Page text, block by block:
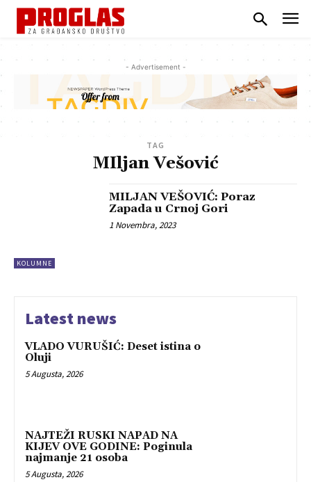
- Advertisement -
TAG
MIljan Vešović
KOLUMNE
MILJAN VEŠOVIĆ: Poraz
Zapada u Crnoj Gori
1 Novembra, 2023
Latest news
VLADO VURUŠIĆ: Deset istina o
Oluji
5 Augusta, 2026
NAJTEŽI RUSKI NAPAD NA
KIJEV OVE GODINE: Poginula
najmanje 21 osoba
5 Augusta, 2026